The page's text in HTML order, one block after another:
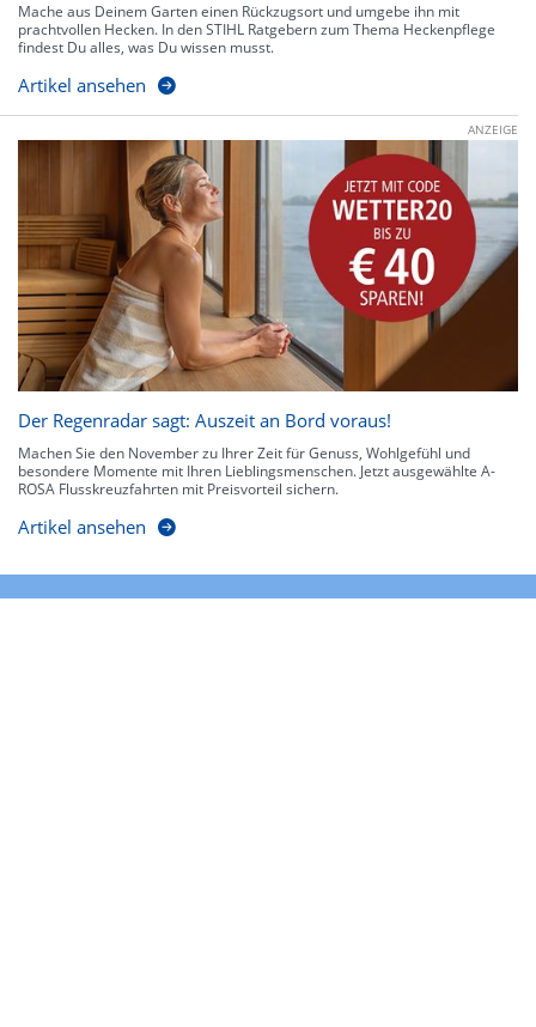
Mache aus Deinem Garten einen Rückzugsort und umgebe ihn mit
prachtvollen Hecken. In den STIHL Ratgebern zum Thema Heckenpflege
findest Du alles, was Du wissen musst.
Artikel ansehen
ANZEIGE
Der Regenradar sagt: Auszeit an Bord voraus!
Machen Sie den November zu Ihrer Zeit für Genuss, Wohlgefühl und
besondere Momente mit Ihren Lieblingsmenschen. Jetzt ausgewählte A-
ROSA Flusskreuzfahrten mit Preisvorteil sichern.
Artikel ansehen